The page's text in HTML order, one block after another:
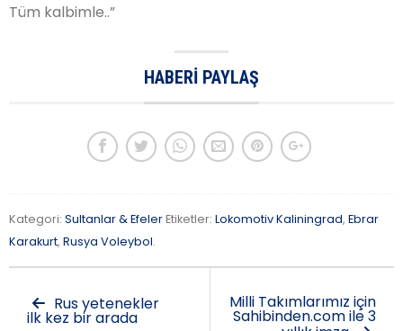
Tüm kalbimle..”
HABERI PAYLAŞ
Kategori: Sultanlar & EfelerEtiketler: Lokomotiv Kaliningrad, Ebrar
Karakurt, Rusya Voleybol.
Rus yetenekler
ilk kez bir arada
Milli Takımlarımız için
Sahibinden.com ile 3